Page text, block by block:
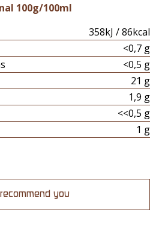
100g/100ml
358kJ / 86kcal
<0,7 g
<0,5 g
21 g
1,9 g
<<0,5 g
1 g
you